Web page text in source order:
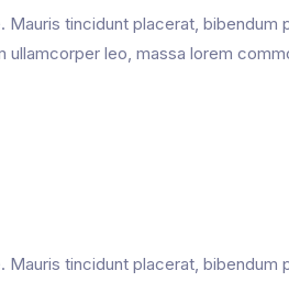
tincidunt placerat, bibendum
ullamcorper leo, massa lorem
tincidunt placerat, bibendum